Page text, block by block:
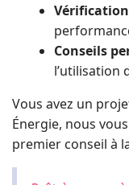
Conseils
l’utilisation
Vous avez un
Énergie, nous
premier conseil à